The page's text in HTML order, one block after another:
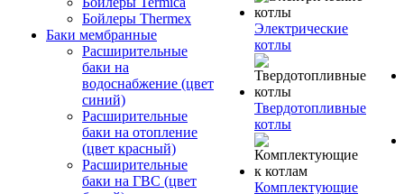
Бойлеры Thermex
Баки мембранные
Расширительные
баки на
водоснабжение (цвет
синий)
Расширительные
баки на отопление
(цвет красный)
Расширительные
баки на ГВС (цвет
Электрические
котлы
Твердотопливные
котлы
Комплектующие